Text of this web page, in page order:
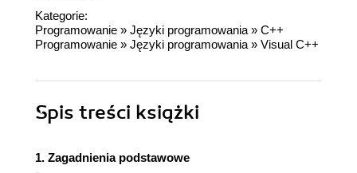
Kategorie:
Programowanie » Języki programowania» C++
Programowanie » Języki programowania» Visual C++
Spis treści książki
1. Zagadnienia podstawowe